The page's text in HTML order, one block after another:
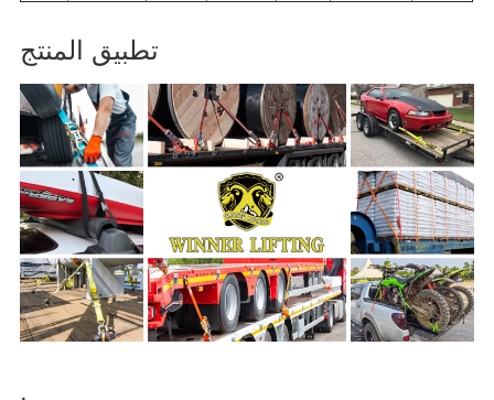
تطبيق المنتج